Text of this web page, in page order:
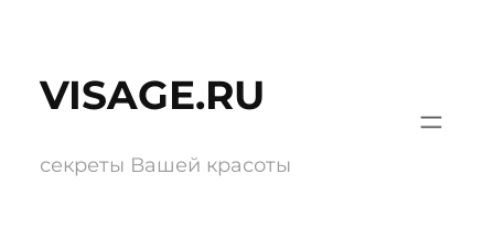
содержимому
VISAGE.RU
секреты Вашей красоты